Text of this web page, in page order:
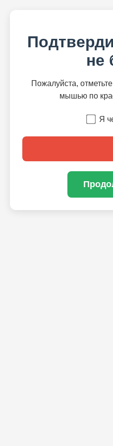
не
Пожалуйста,
мышью по
Я